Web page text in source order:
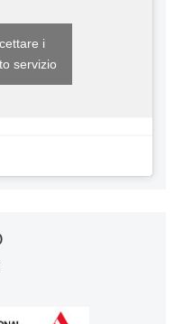
i
servizio